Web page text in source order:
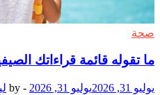
صحة
ما تقوله قائمة قراءاتك
يوليو 31, 2026 يوليو 31, 2026 -
by